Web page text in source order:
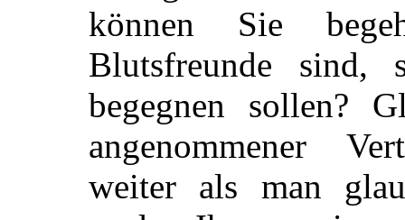
können Sie
Blutsfreunde sind,
begegnen sollen?
angenommener
weiter als man